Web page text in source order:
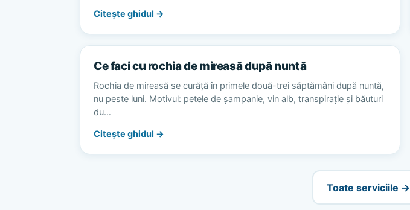
Citește ghidul →
Ce faci cu rochia de mireasă după nuntă
Rochia de mireasă se curăță în primele două-trei săptămâni după nuntă,
nu peste luni. Motivul: petele de șampanie, vin alb, transpirație și băuturi
du…
Citește ghidul →
Toate serviciile →